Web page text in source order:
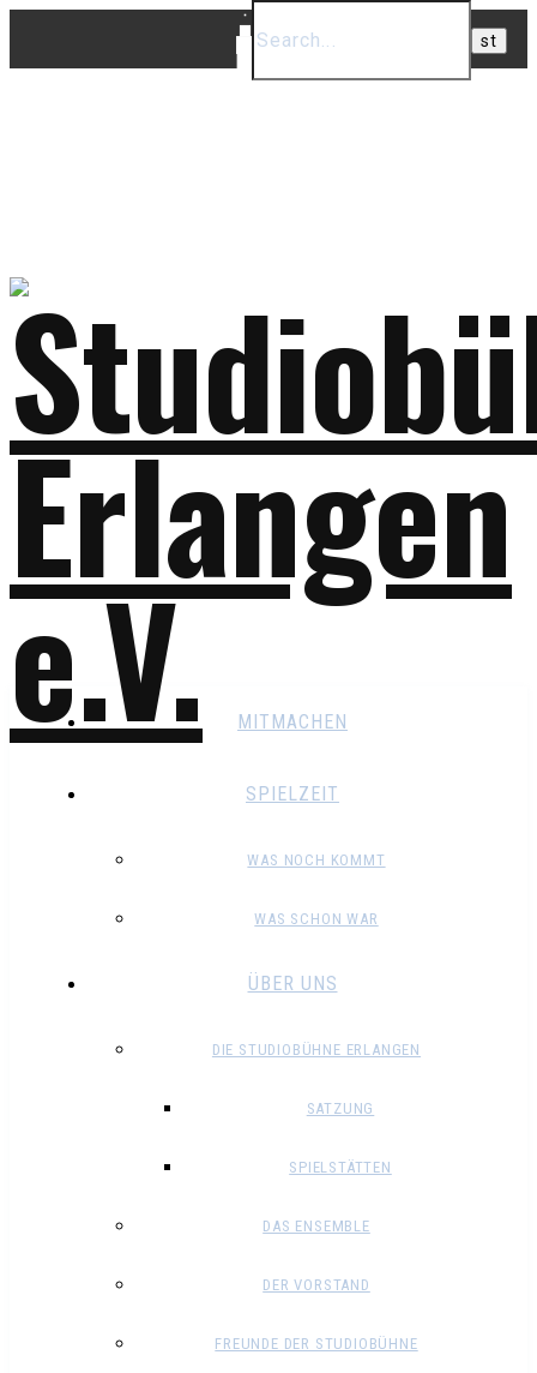
MITMACHEN
SPIELZEIT
WAS NOCH KOMMT
WAS SCHON WAR
ÜBER UNS
DIE STUDIOBÜHNE ERLANGEN
SATZUNG
SPIELSTÄTTEN
DAS ENSEMBLE
DER VORSTAND
FREUNDE DER STUDIOBÜHNE